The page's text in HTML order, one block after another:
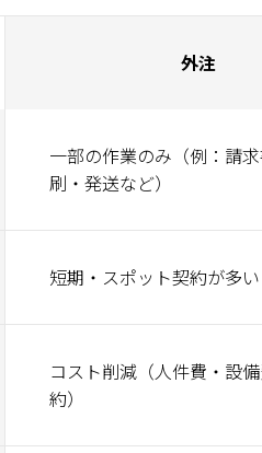
外注
一部の作業のみ（例：請
刷・発送など）
短期・スポット契約が多い
コスト削減（人件費・設
約）